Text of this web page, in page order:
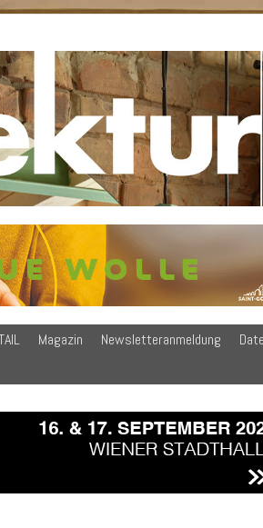
Magazin Newsletteranmeldung